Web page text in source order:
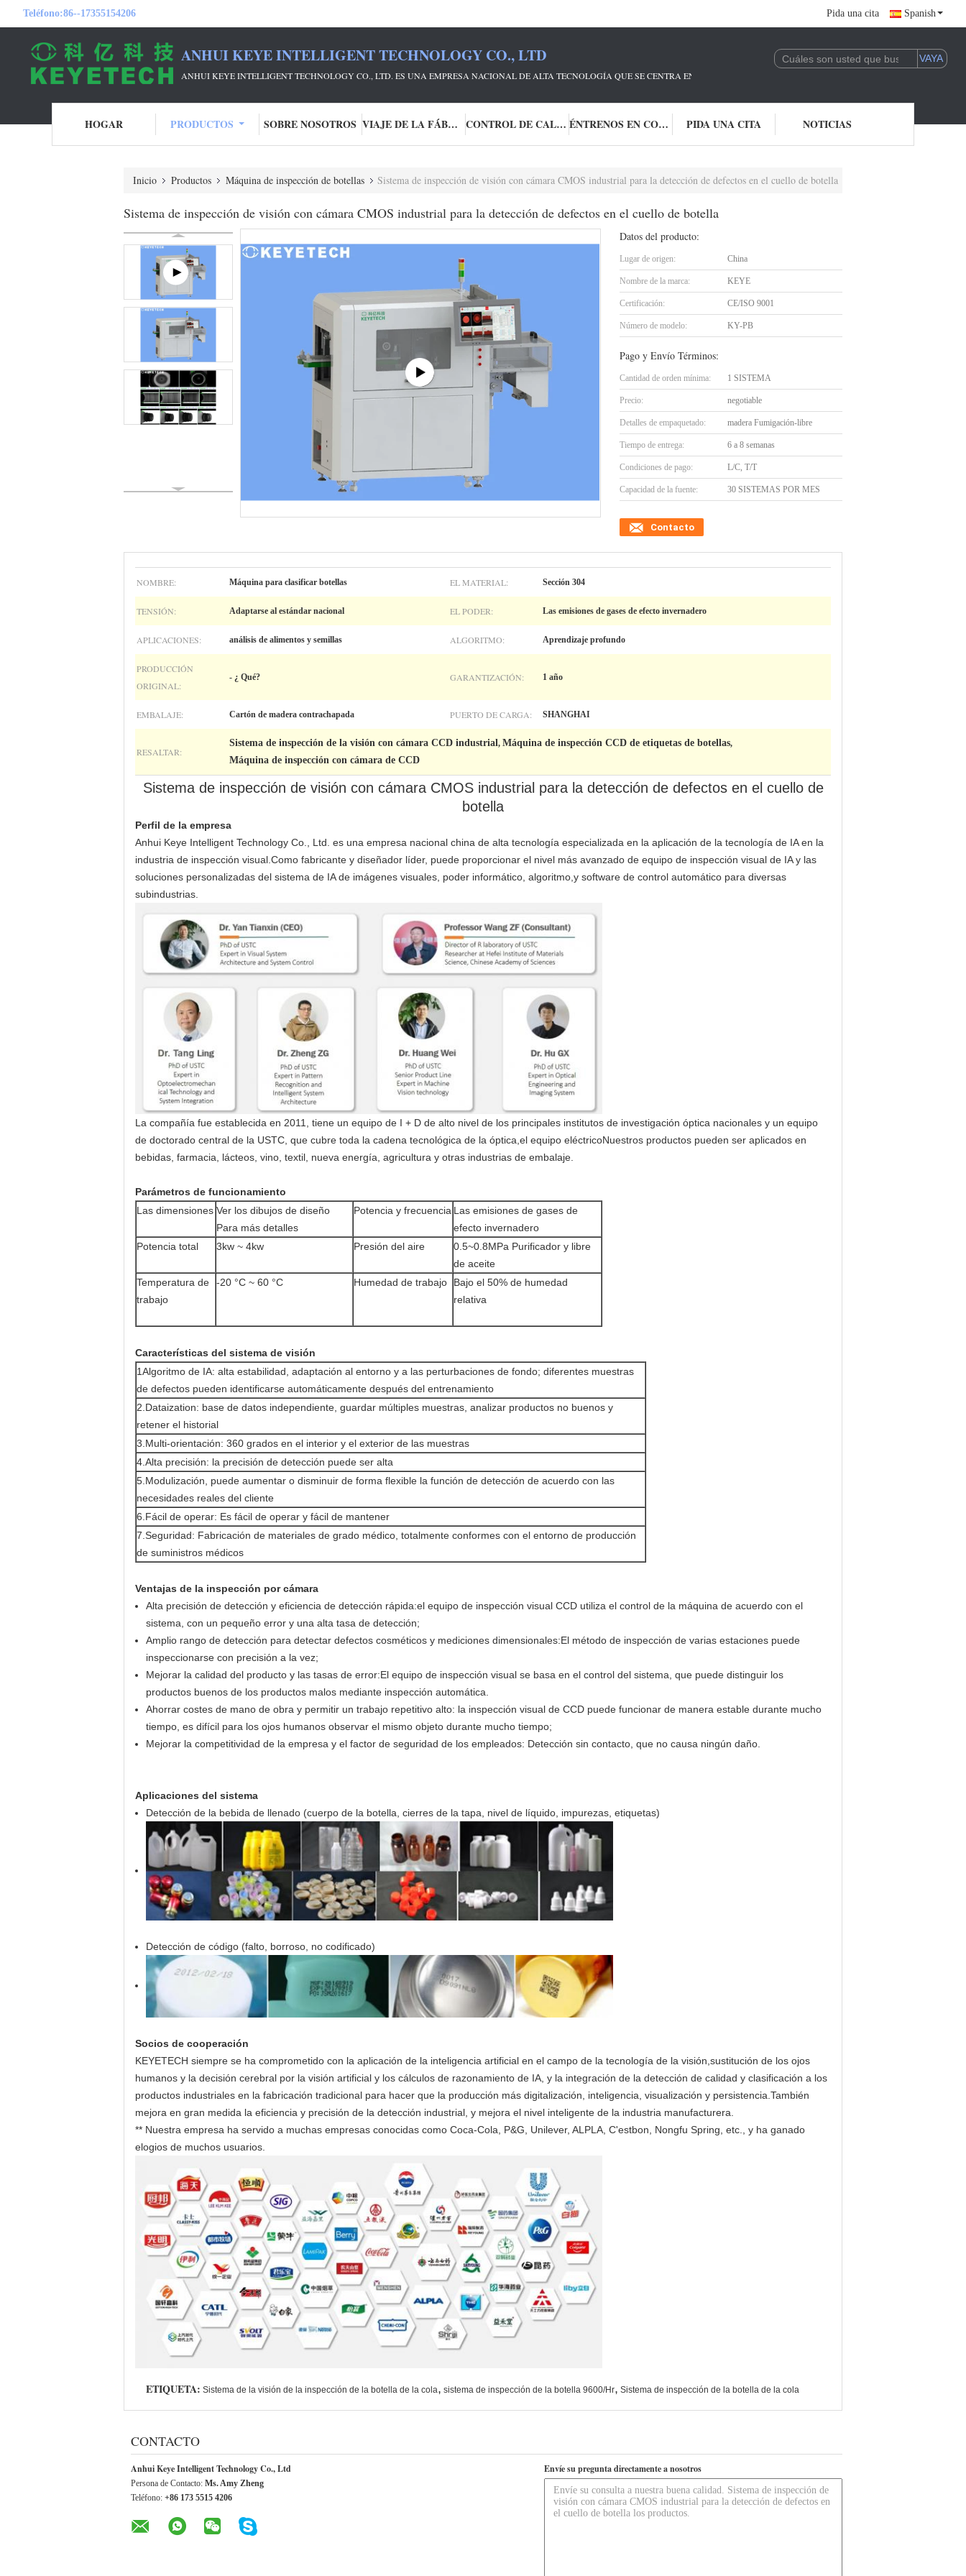
Teléfono:86--17355154206 Pida una cita Spanish
ANHUI KEYE INTELLIGENT TECHNOLOGY CO., LTD
ANHUI KEYE INTELLIGENT TECHNOLOGY CO., LTD. ES UNA EMPRESA NACIONAL DE ALTA TECNOLOGÍA QUE SE CENTRA EN LA I + D Y LA APLICACIÓN DE LA TECNOLOGÍA DE
HOGAR PRODUCTOS SOBRE NOSOTROS VIAJE DE LA FÁBRICA CONTROL DE CALIDAD ÉNTRENOS EN CONTACTO CON PIDA UNA CITA NOTICIAS
Inicio Productos Máquina de inspección de botellas Sistema de inspección de visión con cámara CMOS industrial para la detección de defectos en el cuello de botella
Sistema de inspección de visión con cámara CMOS industrial para la detección de defectos en el cuello de botella
Datos del producto:
Lugar de origen: China
Nombre de la marca: KEYE
Certificación: CE/ISO 9001
Número de modelo: KY-PB
Pago y Envío Términos:
Cantidad de orden mínima: 1 SISTEMA
Precio: negotiable
Detalles de empaquetado: madera Fumigación-libre
Tiempo de entrega: 6 a 8 semanas
Condiciones de pago: L/C, T/T
Capacidad de la fuente: 30 SISTEMAS POR MES
Contacto
NOMBRE: Máquina para clasificar botellas EL MATERIAL: Sección 304
TENSIÓN: Adaptarse al estándar nacional EL PODER: Las emisiones de gases de efecto invernadero
APLICACIONES: análisis de alimentos y semillas ALGORITMO: Aprendizaje profundo
PRODUCCIÓN
ORIGINAL:
- ¿ Qué? GARANTIZACIÓN: 1 año
EMBALAJE: Cartón de madera contrachapada PUERTO DE CARGA: SHANGHAI
RESALTAR:
Sistema de inspección de la visión con cámara CCD industrial, Máquina de inspección CCD de etiquetas de botellas,
Máquina de inspección con cámara de CCD
Sistema de inspección de visión con cámara CMOS industrial para la detección de defectos en el cuello de
botella
Perfil de la empresa
Anhui Keye Intelligent Technology Co., Ltd. es una empresa nacional china de alta tecnología especializada en la aplicación de la tecnología de IA en la
industria de inspección visual.Como fabricante y diseñador líder, puede proporcionar el nivel más avanzado de equipo de inspección visual de IA y las
soluciones personalizadas del sistema de IA de imágenes visuales, poder informático, algoritmo,y software de control automático para diversas
subindustrias.
La compañía fue establecida en 2011, tiene un equipo de I + D de alto nivel de los principales institutos de investigación óptica nacionales y un equipo
de doctorado central de la USTC, que cubre toda la cadena tecnológica de la óptica,el equipo eléctricoNuestros productos pueden ser aplicados en
bebidas, farmacia, lácteos, vino, textil, nueva energía, agricultura y otras industrias de embalaje.
Parámetros de funcionamiento
Las dimensiones Ver los dibujos de diseño
Para más detalles
Potencia y frecuencia Las emisiones de gases de
efecto invernadero
Potencia total
3kw ~ 4kw Presión del aire
0.5~0.8MPa Purificador y libre
de aceite
Temperatura de
trabajo
-20 °C ~ 60 °C Humedad de trabajo
Bajo el 50% de humedad
relativa
Características del sistema de visión
1Algoritmo de IA: alta estabilidad, adaptación al entorno y a las perturbaciones de fondo; diferentes muestras
de defectos pueden identificarse automáticamente después del entrenamiento
2.Dataization: base de datos independiente, guardar múltiples muestras, analizar productos no buenos y
retener el historial
3.Multi-orientación: 360 grados en el interior y el exterior de las muestras
4.Alta precisión: la precisión de detección puede ser alta
5.Modulización, puede aumentar o disminuir de forma flexible la función de detección de acuerdo con las
necesidades reales del cliente
6.Fácil de operar: Es fácil de operar y fácil de mantener
7.Seguridad: Fabricación de materiales de grado médico, totalmente conformes con el entorno de producción
de suministros médicos
Ventajas de la inspección por cámara
Alta precisión de detección y eficiencia de detección rápida:el equipo de inspección visual CCD utiliza el control de la máquina de acuerdo con el
sistema, con un pequeño error y una alta tasa de detección;
Amplio rango de detección para detectar defectos cosméticos y mediciones dimensionales:El método de inspección de varias estaciones puede
inspeccionarse con precisión a la vez;
Mejorar la calidad del producto y las tasas de error:El equipo de inspección visual se basa en el control del sistema, que puede distinguir los
productos buenos de los productos malos mediante inspección automática.
Ahorrar costes de mano de obra y permitir un trabajo repetitivo alto: la inspección visual de CCD puede funcionar de manera estable durante mucho
tiempo, es difícil para los ojos humanos observar el mismo objeto durante mucho tiempo;
Mejorar la competitividad de la empresa y el factor de seguridad de los empleados: Detección sin contacto, que no causa ningún daño.
Aplicaciones del sistema
Detección de la bebida de llenado (cuerpo de la botella, cierres de la tapa, nivel de líquido, impurezas, etiquetas)
Detección de código (falto, borroso, no codificado)
Socios de cooperación
KEYETECH siempre se ha comprometido con la aplicación de la inteligencia artificial en el campo de la tecnología de la visión,sustitución de los ojos
humanos y la decisión cerebral por la visión artificial y los cálculos de razonamiento de IA, y la integración de la detección de calidad y clasificación a los
productos industriales en la fabricación tradicional para hacer que la producción más digitalización, inteligencia, visualización y persistencia.También
mejora en gran medida la eficiencia y precisión de la detección industrial, y mejora el nivel inteligente de la industria manufacturera.
** Nuestra empresa ha servido a muchas empresas conocidas como Coca-Cola, P&G, Unilever, ALPLA, C'estbon, Nongfu Spring, etc., y ha ganado
elogios de muchos usuarios.
ETIQUETA: Sistema de la visión de la inspección de la botella de la cola, sistema de inspección de la botella 9600/Hr, Sistema de inspección de la botella de la cola
CONTACTO
Anhui Keye Intelligent Technology Co., Ltd
Persona de Contacto: Ms. Amy Zheng
Teléfono: +86 173 5515 4206
Envíe su pregunta directamente a nosotros